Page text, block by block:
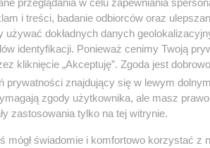
wyklucza siężadnej z hipotez:
pojazdu. Śledztwo prowadzone
i treści, badanie odbiorców oraz
dokładnych danych
identyfikacji. Ponieważ cenimy Twoją
kliknięcie „Akceptuję”. Zgoda jest
prywatności znajdujący się w lewym
zgody użytkownika, ale masz
zastosowania tylko na tej witrynie.
mógł świadomie i komfortowo korzystać z